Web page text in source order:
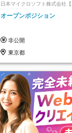
日本マイクロソフト株式会社【
ッチ登録】
オープンポジション
非公開
東京都